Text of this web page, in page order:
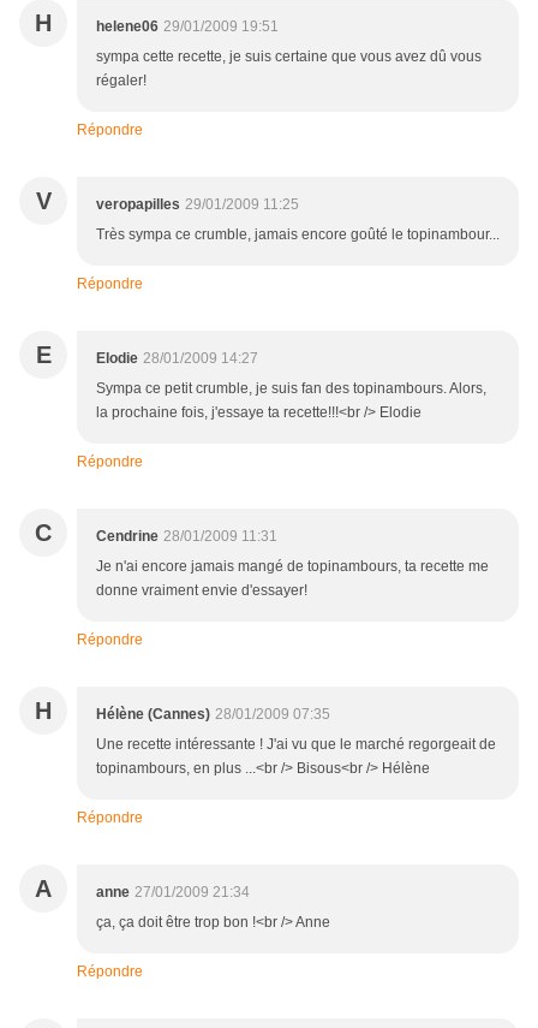
H helene06 29/01/2009 19:51
sympa cette recette, je suis certaine que vous avez dû vous
régaler!
Répondre
V veropapilles 29/01/2009 11:25
Très sympa ce crumble, jamais encore goûté le topinambour...
Répondre
E Elodie 28/01/2009 14:27
Sympa ce petit crumble, je suis fan des topinambours. Alors,
la prochaine fois, j'essaye ta recette!!!<br /> Elodie
Répondre
C Cendrine 28/01/2009 11:31
Je n'ai encore jamais mangé de topinambours, ta recette me
donne vraiment envie d'essayer!
Répondre
H Hélène (Cannes) 28/01/2009 07:35
Une recette intéressante ! J'ai vu que le marché regorgeait de
topinambours, en plus ...<br /> Bisous<br /> Hélène
Répondre
A anne 27/01/2009 21:34
ça, ça doit être trop bon !<br /> Anne
Répondre